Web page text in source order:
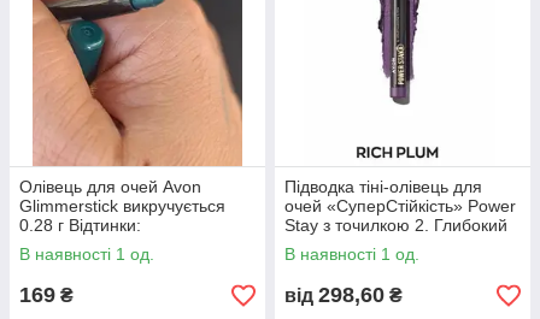
Олівець для очей Avon
Glimmerstick викручується
0.28 г Відтинки:
Смарагдовий/Emerald 0,28 г
В наявності 1 од.
169 ₴
Підводка тіні-олівець для
очей «СуперСтійкість» Power
Stay з точилкою 2. Глибокий
сливовий / Rich Plum
В наявності 1 од.
від 298,60 ₴